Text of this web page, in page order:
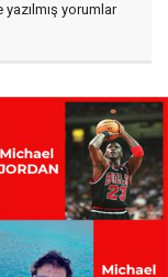
yorumlar